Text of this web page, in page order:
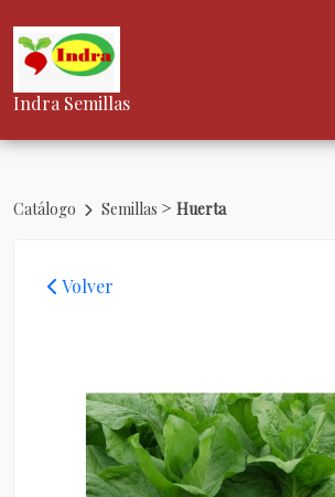
Indra Semillas
Catálogo Semillas > Huerta
Volver